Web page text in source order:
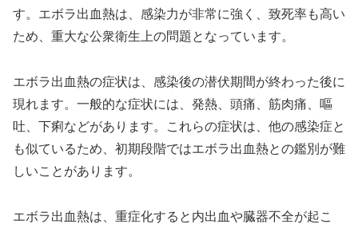
す。エボラ出血熱は、感染力が非常に強く、致死率も高い
ため、重大な公衆衛生上の問題となっています。
エボラ出血熱の症状は、感染後の潜伏期間が終わった後に
現れます。一般的な症状には、発熱、頭痛、筋肉痛、嘔
吐、下痢などがあります。これらの症状は、他の感染症と
も似ているため、初期段階ではエボラ出血熱との鑑別が難
しいことがあります。
エボラ出血熱は、重症化すると内出血や臓器不全が起こ